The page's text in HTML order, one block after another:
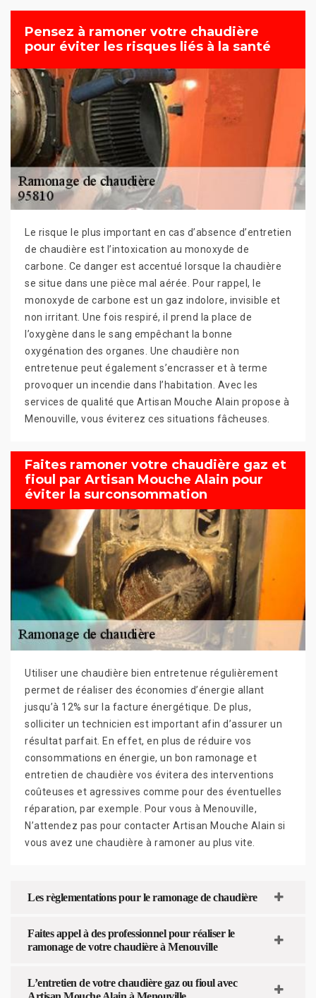
Pensez à ramoner votre chaudière
pour éviter les risques liés à la santé
Le risque le plus important en cas d’absence d’entretien
de chaudière est l’intoxication au monoxyde de
carbone. Ce danger est accentué lorsque la chaudière
se situe dans une pièce mal aérée. Pour rappel, le
monoxyde de carbone est un gaz indolore, invisible et
non irritant. Une fois respiré, il prend la place de
l’oxygène dans le sang empêchant la bonne
oxygénation des organes. Une chaudière non
entretenue peut également s’encrasser et à terme
provoquer un incendie dans l’habitation. Avec les
services de qualité que Artisan Mouche Alain propose à
Menouville, vous éviterez ces situations fâcheuses.
Faites ramoner votre chaudière gaz et
fioul par Artisan Mouche Alain pour
éviter la surconsommation
Utiliser une chaudière bien entretenue régulièrement
permet de réaliser des économies d’énergie allant
jusqu’à 12% sur la facture énergétique. De plus,
solliciter un technicien est important afin d’assurer un
résultat parfait. En effet, en plus de réduire vos
consommations en énergie, un bon ramonage et
entretien de chaudière vos évitera des interventions
coûteuses et agressives comme pour des éventuelles
réparation, par exemple. Pour vous à Menouville,
N’attendez pas pour contacter Artisan Mouche Alain si
vous avez une chaudière à ramoner au plus vite.
Les règlementations pour le ramonage de chaudière
Faites appel à des professionnel pour réaliser le
ramonage de votre chaudière à Menouville
L’entretien de votre chaudière gaz ou fioul avec